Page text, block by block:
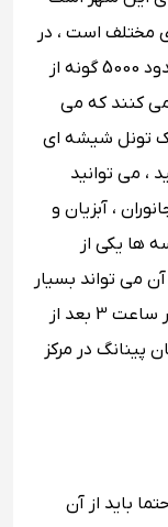
مختلف است ، در
این آکواریوم که خیلی خیلی بزرگ است حدود 5000 گونه از
می کنند که می
یک تونل شیشه ‌ای
، می توانید
، آبزیان و
‌ها یکی از
می تواند بسیار
مهیج و جالب باشد ، این برنامه هر روز سر ساعت 3 بعد از
پینانگ در مرکز
باید از آن